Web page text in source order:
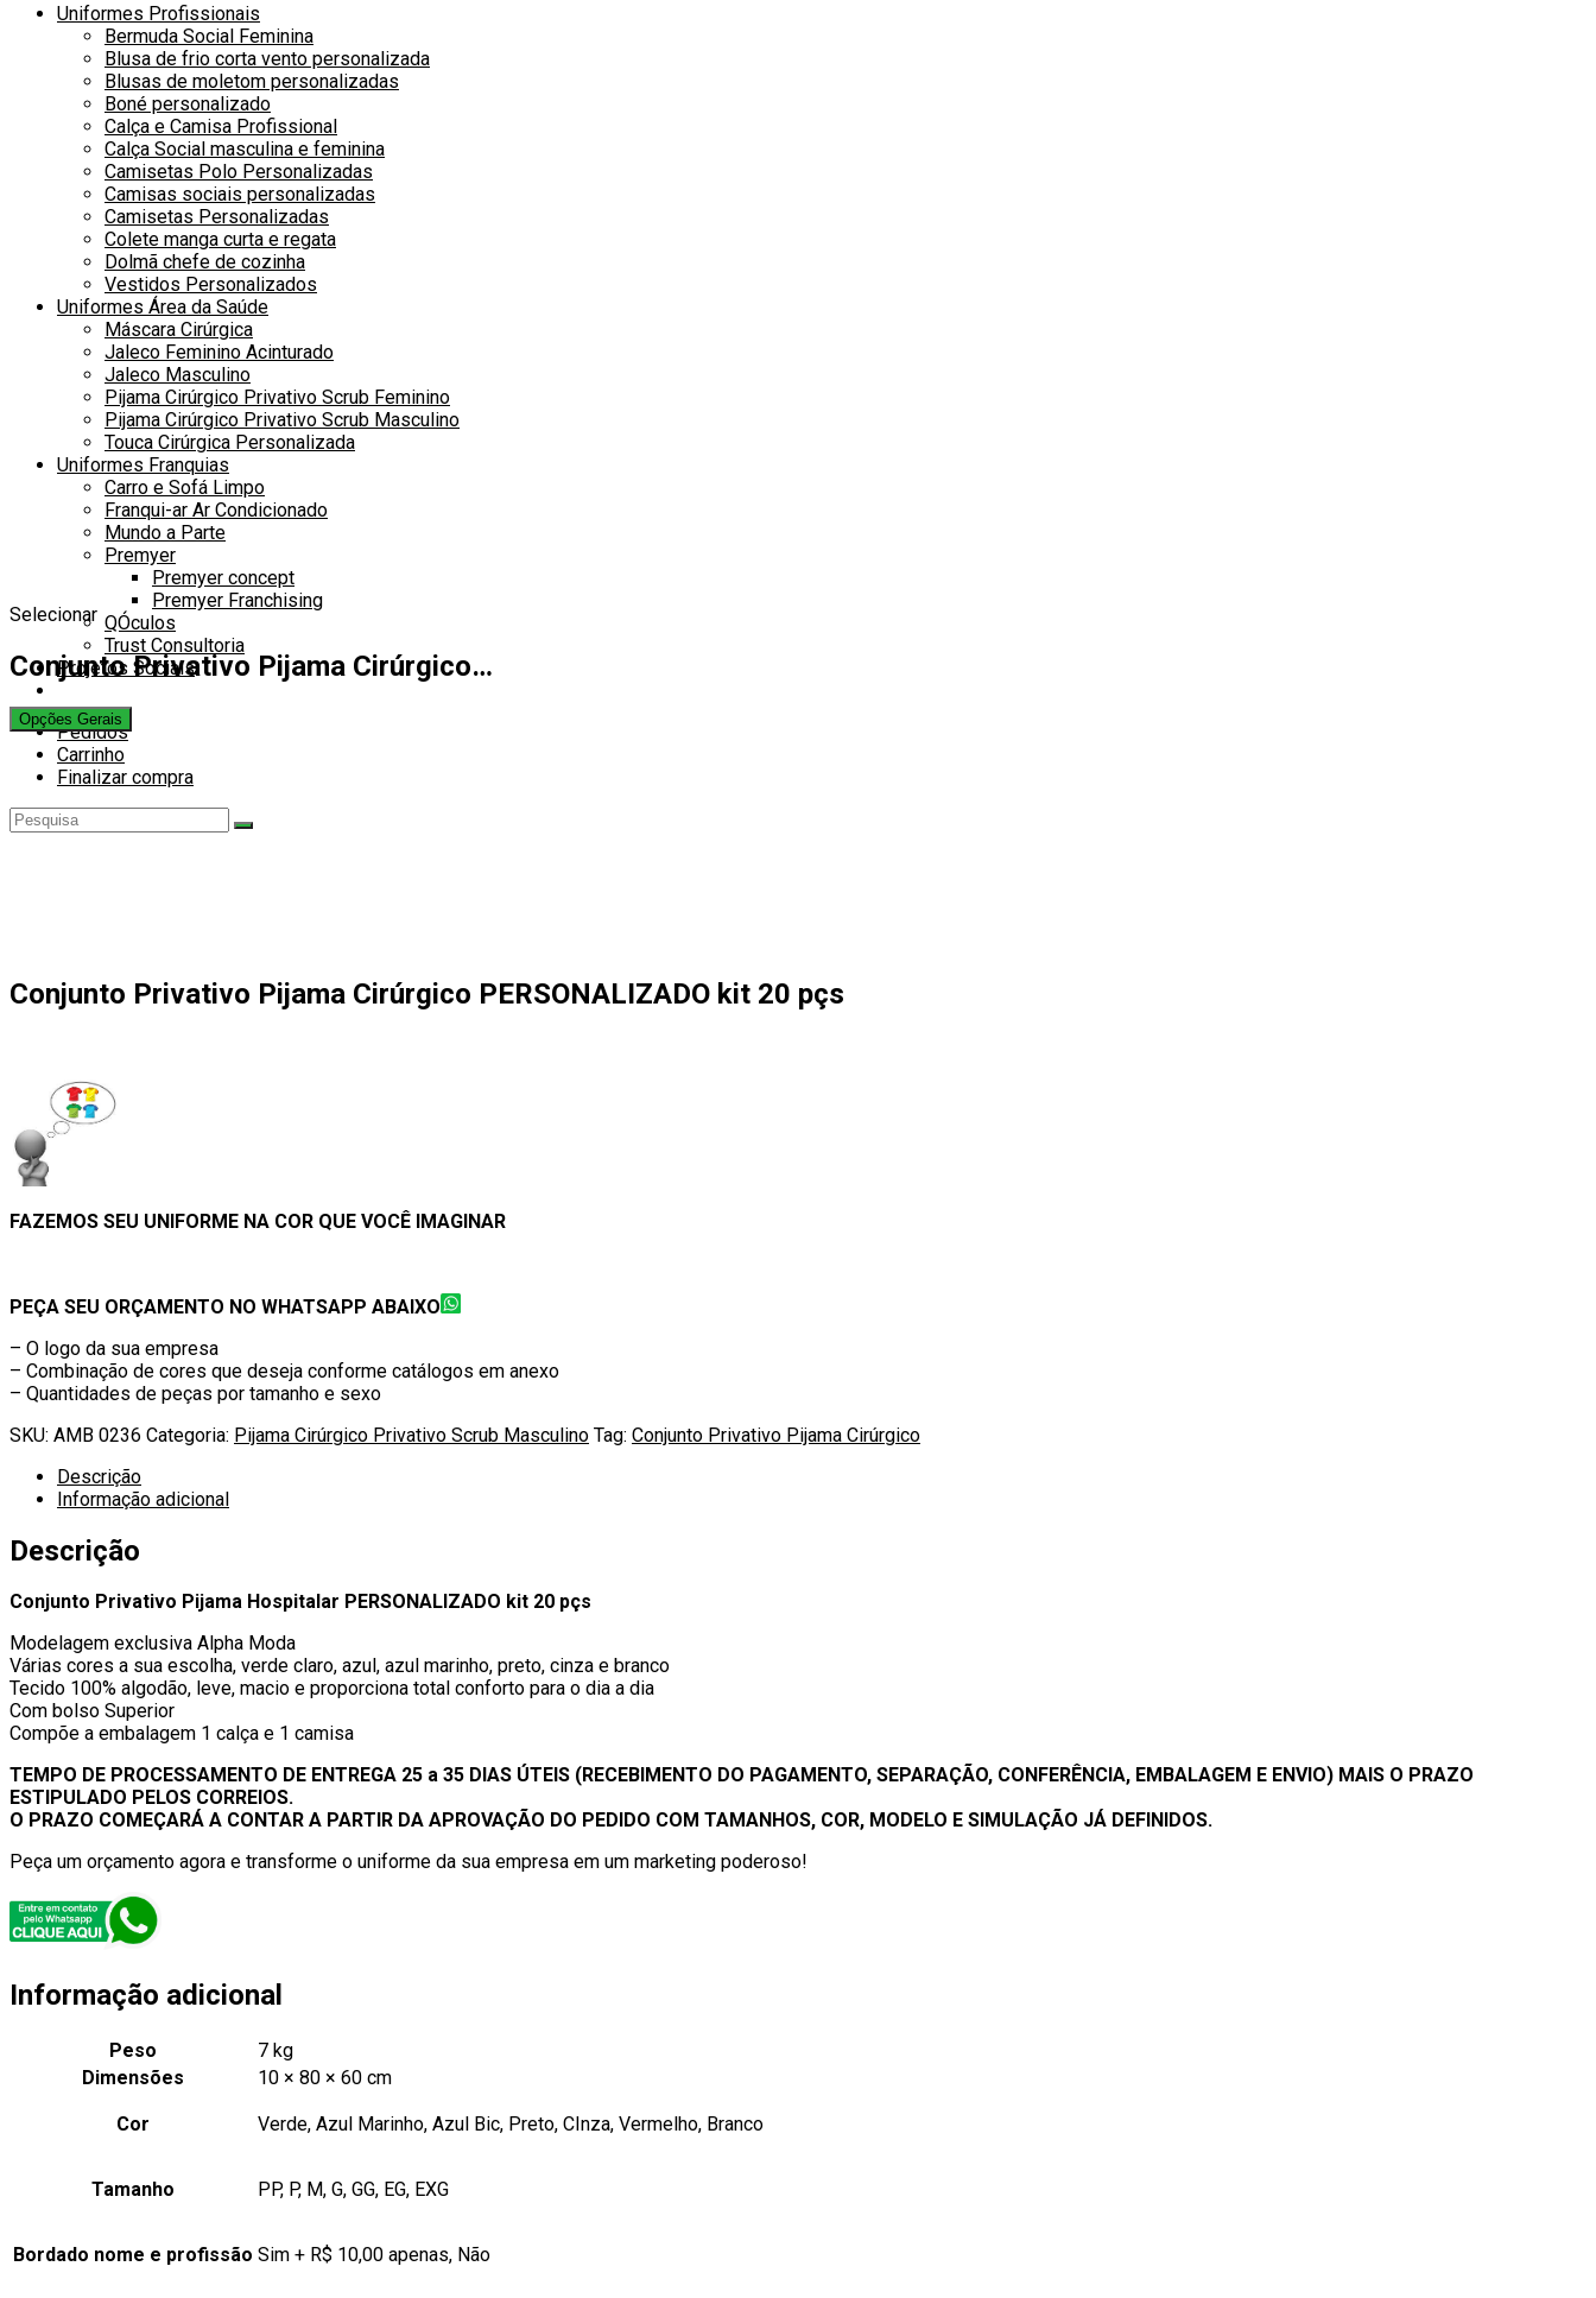
DO
SITE
Uniformes Profissionais
Bermuda Social Feminina
Blusa de frio corta vento personalizada
Blusas de moletom personalizadas
Boné personalizado
Calça e Camisa Profissional
Calça Social masculina e feminina
Camisetas Polo Personalizadas
Camisas sociais personalizadas
Camisetas Personalizadas
Colete manga curta e regata
Dolmã chefe de cozinha
Vestidos Personalizados
Uniformes Área da Saúde
Máscara Cirúrgica
Jaleco Feminino Acinturado
Jaleco Masculino
Pijama Cirúrgico Privativo Scrub Feminino
Pijama Cirúrgico Privativo Scrub Masculino
Touca Cirúrgica Personalizada
Uniformes Franquias
Carro e Sofá Limpo
Franqui-ar Ar Condicionado
Mundo a Parte
Premyer
Premyer concept
Premyer Franchising
QÓculos
Trust Consultoria
Projetos Sociais
Alternar
pesquisa
do
site
Pedidos
Carrinho
Finalizar compra
Selecionar
Conjunto Privativo Pijama Cirúrgico…
Opções Gerais
Conjunto Privativo Pijama Cirúrgico PERSONALIZADO kit 20 pçs
FAZEMOS SEU UNIFORME NA COR QUE VOCÊ IMAGINAR
PEÇA SEU ORÇAMENTO NO WHATSAPP ABAIXO
– O logo da sua empresa
– Combinação de cores que deseja conforme catálogos em anexo
– Quantidades de peças por tamanho e sexo
SKU: AMB 0236 Categoria: Pijama Cirúrgico Privativo Scrub Masculino Tag: Conjunto Privativo Pijama Cirúrgico
Descrição
Informação adicional
Descrição
Conjunto Privativo Pijama Hospitalar PERSONALIZADO kit 20 pçs
Modelagem exclusiva Alpha Moda
Várias cores a sua escolha, verde claro, azul, azul marinho, preto, cinza e branco
Tecido 100% algodão, leve, macio e proporciona total conforto para o dia a dia
Com bolso Superior
Compõe a embalagem 1 calça e 1 camisa
TEMPO DE PROCESSAMENTO DE ENTREGA 25 a 35 DIAS ÚTEIS (RECEBIMENTO DO PAGAMENTO, SEPARAÇÃO, CONFERÊNCIA, EMBALAGEM E ENVIO) MAIS O PRAZO
ESTIPULADO PELOS CORREIOS.
O PRAZO COMEÇARÁ A CONTAR A PARTIR DA APROVAÇÃO DO PEDIDO COM TAMANHOS, COR, MODELO E SIMULAÇÃO JÁ DEFINIDOS.
Peça um orçamento agora e transforme o uniforme da sua empresa em um marketing poderoso!
Informação adicional
Peso
7 kg
Dimensões
10 × 80 × 60 cm
Cor Verde, Azul Marinho, Azul Bic, Preto, CInza, Vermelho, Branco
Tamanho PP, P, M, G, GG, EG, EXG
Bordado nome e profissão Sim + R$ 10,00 apenas, Não